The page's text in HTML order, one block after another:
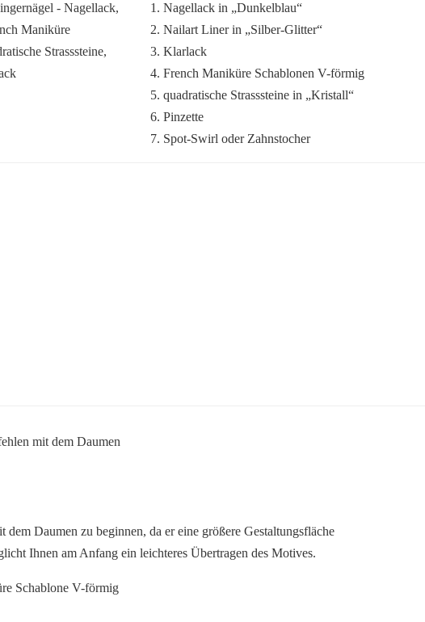
1. Nagellack in „Dunkelblau“
2. Nailart Liner in „Silber-Glitter“
3. Klarlack
4. French Maniküre Schablonen V-förmig
5. quadratische Strasssteine in „Kristall“
6. Pinzette
7. Spot-Swirl oder Zahnstocher
dem Daumen zu beginnen, da er eine größere Gestaltungsfläche
Ihnen am Anfang ein leichteres Übertragen des Motives.